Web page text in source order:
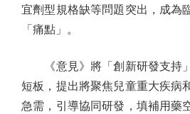
宜劑型規格缺等問題突出，成為
「痛點」。
《意見》將「創新研發支持
短板，提出將聚焦兒童重大疾病
急需，引導協同研發，填補用藥